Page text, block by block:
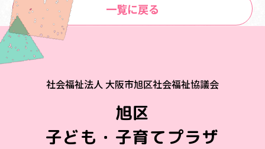
一覧に戻る
社会福祉法人 大阪市旭区社会福祉協議会
旭区
子ども・子育てプラザ